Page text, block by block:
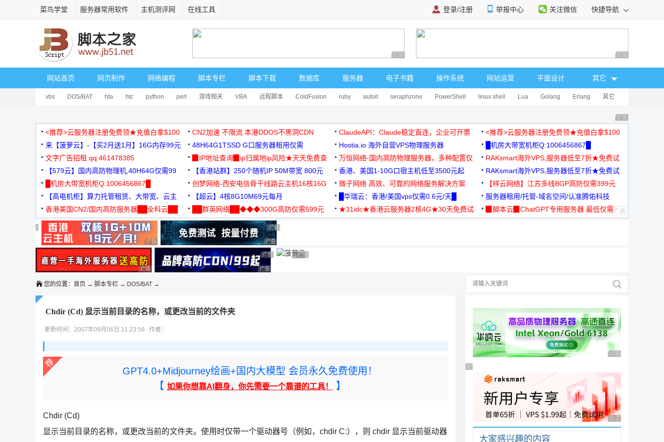
菜鸟学堂 服务器常用软件 主机测评网 在线工具 登录/注册 举报中心 关注微信 快捷导航
广告 商业广告，理性选择 广告 商业广告，理
网站首页 网页制作 网络编程 脚本专栏 脚本下载 数据库 服务器 电子书籍 操作系统 网站运营 平面设计 其它
vbs DOS/BAT hta htc python perl 游戏相关 VBA 远程脚本 ColdFusion ruby autoit seraphzone PowerShell linux shell Lua Golang Erlang 其它
广告 商业广告，理
<推荐>云服务器注册免费领★充值白拿$100 CN2加速 不限流 本港DDOS不黑洞CDN ClaudeAPI：Claude稳定直连，企业可开票
<推荐>云服务器注册免费领★充值白拿$100
来【菠萝云】-【买2月送1月】16G内存99元
48H64G1TSSD G口服务器租用仅需
3000+可免费测试
Hostia.io 海外自营VPS物理服务器
█机房大带宽机柜Q:1006456867█
文字广告招租 qq:461478385
▉IP地址查询▉ip归属地ip风险★天天免费查
万恒网络-国内高防物理服务器，多种配置仅
99元/月起
RAKsmart海外VPS,服务器低至7折★免费试
用★
【579云】国内高防物理机,40H64G仅需99
元
【香港站群】250个随机IP 50M带宽 800元 香港、美国1-10G口宿主机低至3500元起
RAKsmart海外VPS,服务器低至7折★免费试
用★
█机房大带宽机柜Q:1006456867█
创梦网络-西安电信骨干线路云主机16核16G
88元/月
微子网络 高效、可靠的网络服务解决方案
【祥云网络】江苏多线BGP高防仅需399元
【高电机柜】算力托管租赁、大带宽、云主
机
【超云】4核8G10M69元每月 █华瑞云：香港/美国vps仅需0.6元/天█
服务器租用/托管-域名空间/认准腾佑科技
香港美国CN2/国内高防服务器██全科云██
██群英网络██◆◆◆300G高防仅需599元
◆◆◆
★31idc★香港云服务器2核4G★30天免费试
▉脚本云▉ChatGPT专用服务器 最低仅需
广告 商业广告，理性选择
广告 商业广告，理性选择
广告 商业广告，理性选择 广告 商业广告，理性选择
广告 商业广告，理性选择
广告 商业广告，理性选择 广告 商业广告，理性选择
广告 商业广告，理性选择广告 商业广告，理性选择
广告 商业广告，理性选择
您的位置： 首页 → 脚本专栏 → DOS/BAT →
Chdir (Cd) 显示当前目录的名称，或更改当前的文件夹
更新时间：2007年09月06日 11:23:56 作者：
GPT4.0+Midjourney绘画+国内大模型 会员永久免费使用！
【 如果你想靠AI翻身，你先需要一个靠谱的工具！ 】
Chdir (Cd)
显示当前目录的名称，或更改当前的文件夹。使用时仅带一个驱动器号（例如，chdir C:），则 chdir 显示当前驱动器
广告 商业广告，理性
广告 商业广告，理性选择
广告 商业广告，理性
大家感兴趣的内容